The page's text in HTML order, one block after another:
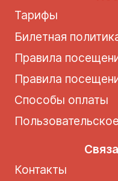
Тарифы
Билетная
Правила
Правила
Способы оплаты
Контакты